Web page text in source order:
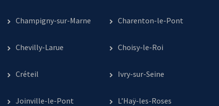
Champigny-sur-Marne Charenton-le-Pont
Chevilly-Larue Choisy-le-Roi
Créteil Ivry-sur-Seine
Joinville-le-Pont L’Haÿ-les-Roses